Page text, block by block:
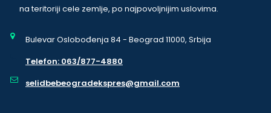
na teritoriji cele zemlje, po najpovoljnijim uslovima.
Bulevar Oslobođenja 84 - Beograd 11000, Srbija
Telefon: 063/877-4880
selidbebeogradekspres@gmail.com